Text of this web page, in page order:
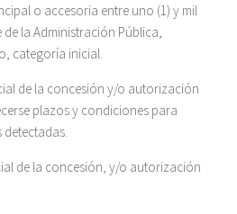
o accesoria entre uno (1) y mil
de la Administración Pública,
categoría inicial.
de la concesión y/o autorización
plazos y condiciones para
de la concesión, y/o autorización